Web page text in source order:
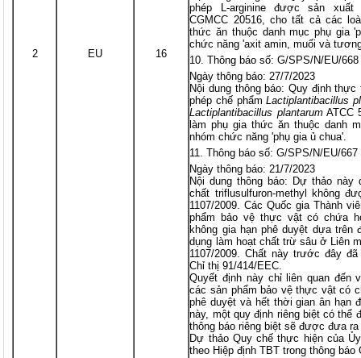
2 EU 16
phép L-arginine được sản
CGMCC 20516, cho tất cả các
thức ăn thuộc danh mục phụ gia
chức năng 'axit amin, muối và
Thông báo số: G/SPS/N/EU/668
Ngày thông báo: 27/7/2023
Nội dung thông báo: Quy định
phép chế phẩmLactiplantibacillus
Lactiplantibacillus plantarumATCC
làm phụ gia thức ăn thuộc danh
nhóm chức năng 'phụ gia ủ chua'.
Thông báo số: G/SPS/N/EU/667
Ngày thông báo: 21/7/2023
Nội dung thông báo: Dự thảo
chất triflusulfuron-methyl không
1107/2009. Các Quốc gia Thành
phẩm bảo vệ thực vật có chứa
không gia hạn phê duyệt dựa
dụng làm hoạt chất trừ sâu ở Liên
1107/2009. Chất này trước đây
Chỉ thị 91/414/EEC.
Quyết định này chỉ liên quan
các sản phẩm bảo vệ thực vật có
phê duyệt và hết thời gian ân hạn
này, một quy định riêng biệt có
thông báo riêng biệt sẽ được đưa
Dự thảo Quy chế thực hiện của
theo Hiệp định TBT trong thông báo